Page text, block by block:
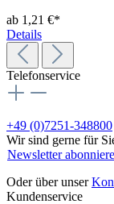
ab 1,21 €*
Details
Telefonservice
+49 (0)7251-348800
Wir sind gerne für
Newsletter
Oder über unser
Kundenservice